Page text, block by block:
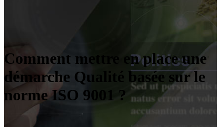
Comment mettre en place une
démarche Qualité basée sur le
norme ISO 9001 ?